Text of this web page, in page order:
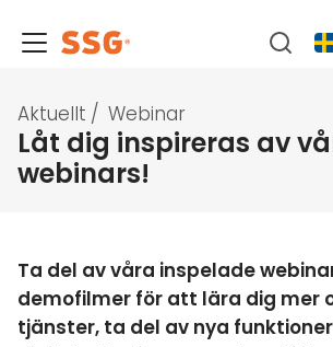
Aktuellt / Webinar
Låt dig inspireras av
webinars!
Ta del av våra inspelade
demofilmer för att lära dig mer
tjänster, ta del av nya